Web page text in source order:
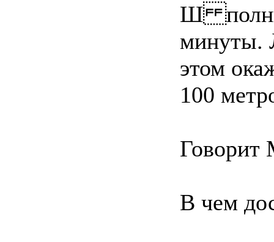
Ш
минуты.
этом
100
Говорит
В чем